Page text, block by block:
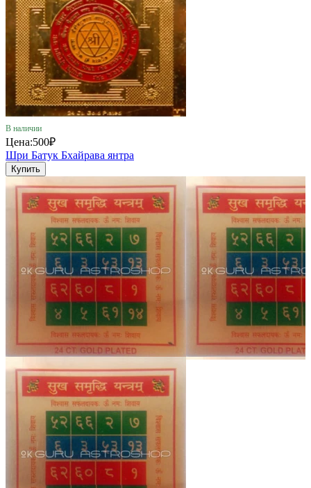
В наличии
Цена:500₽
Шри Батук Бхайрава янтра
Купить